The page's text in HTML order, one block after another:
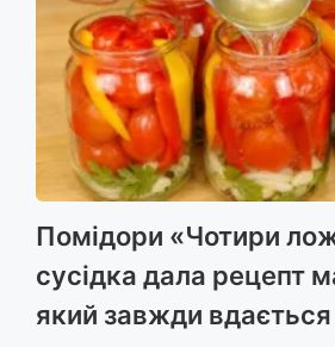
Помідори «Чотири
сусідка дала рецепт
який завжди вдається